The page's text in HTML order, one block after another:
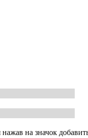
на значок